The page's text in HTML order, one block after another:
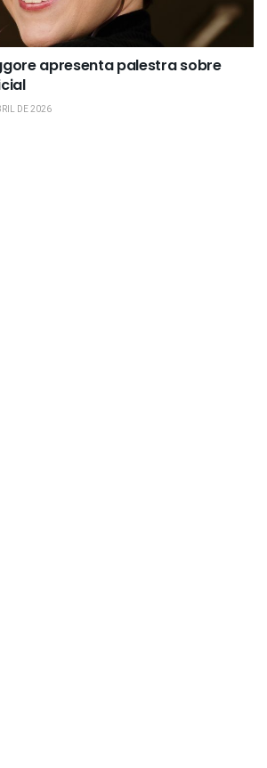
apresenta palestra sobre
DE 2026